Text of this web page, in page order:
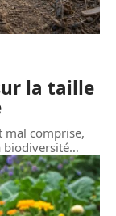
la taille
mal comprise,
biodiversité…